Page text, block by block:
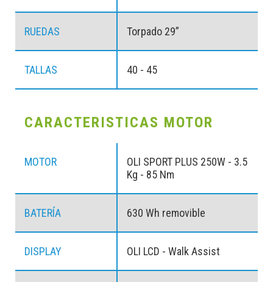
RUEDAS Torpado 29”
TALLAS 40 - 45
CARACTERISTICAS MOTOR
MOTOR
OLI SPORT PLUS 250W - 3.5
Kg - 85 Nm
BATERÍA 630 Wh removible
DISPLAY OLI LCD - Walk Assist